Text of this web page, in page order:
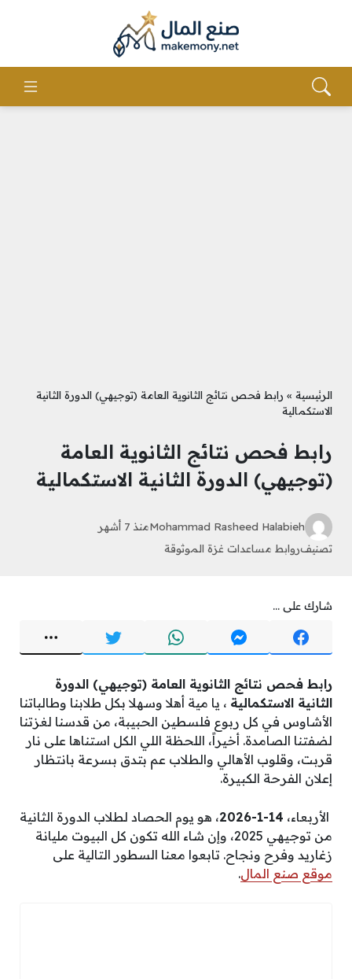
الرئيسية » رابط فحص نتائج الثانوية العامة (توجيهي) الدورة الثانية
الاستكمالية
رابط فحص نتائج الثانوية العامة
(توجيهي) الدورة الثانية الاستكمالية
Mohammad Rasheed Halabiehمنذ 7 أشهر
تصنيفروابط مساعدات غزة الموثوقة
شارك على ...
رابط فحص نتائج الثانوية العامة (توجيهي) الدورة
الثانية الاستكمالية ، يا مية أهلا وسهلا بكل طلابنا وطالباتنا
الأشاوس في كل ربوع فلسطين الحبيبة، من قدسنا لغزتنا
لضفتنا الصامدة. أخيراً، اللحظة اللي الكل استناها على نار
قربت، وقلوب الأهالي والطلاب عم بتدق بسرعة بانتظار
إعلان الفرحة الكبيرة.
الأربعاء، 14-1-2026
، هو يوم الحصاد لطلاب الدورة الثانية
من توجيهي 2025، وإن شاء الله تكون كل البيوت مليانة
زغاريد وفرح ونجاح. تابعوا معنا السطور التالية على
موقع صنع المال.